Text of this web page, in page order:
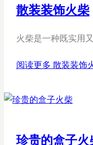
散装装饰火柴
火柴是一种既实用
阅读更多 散装装饰
珍贵的盒子火